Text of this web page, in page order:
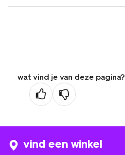
wat vind je van deze pagina?
vind een winkel